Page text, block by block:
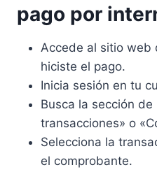
pago por
Accede al sitio web
hiciste el pago.
Inicia sesión en tu
Busca la sección
transacciones» o
Selecciona la
el comprobante.